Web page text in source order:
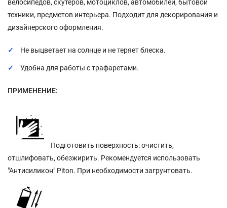
велосипедов, скутеров, мотоциклов, автомобилей, бытовой
техники, предметов интерьера. Подходит для декорирования и
дизайнерского оформления.
Не выцветает на солнце и не теряет блеска.
Удобна для работы с трафаретами.
ПРИМЕНЕНИЕ:
Подготовить поверхность: очистить,
отшлифовать, обезжирить. Рекомендуется использовать
"Антисиликон" Piton. При необходимости загрунтовать.